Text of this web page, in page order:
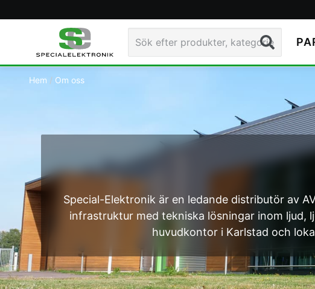
Sök
Hem Om oss
Special-Elektronik är en ledande distributör av
infrastruktur med tekniska lösningar inom ljud,
huvudkontor i Karlstad och